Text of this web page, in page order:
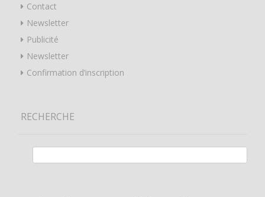
Contact
Newsletter
Publicité
Newsletter
Confirmation d’inscription
RECHERCHE